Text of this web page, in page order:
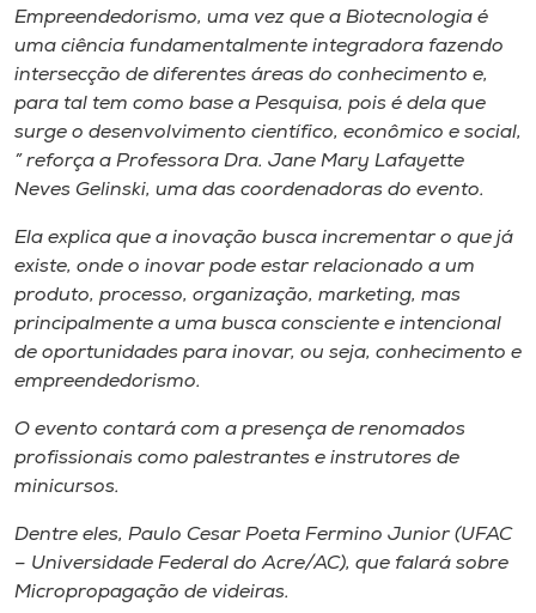
Selecione
o idioma
A-
Empreendedorismo, uma vez que a Biotecnologia é
uma ciência fundamentalmente integradora fazendo
intersecção de diferentes áreas do conhecimento e,
para tal tem como base a Pesquisa, pois é dela que
surge o desenvolvimento científico, econômico e social,
” reforça a Professora Dra. Jane Mary Lafayette
Neves Gelinski, uma das coordenadoras do evento.
Ela explica que a inovação busca incrementar o que já
existe, onde o inovar pode estar relacionado a um
produto, processo, organização, marketing, mas
principalmente a uma busca consciente e intencional
de oportunidades para inovar, ou seja, conhecimento e
empreendedorismo.
O evento contará com a presença de renomados
profissionais como palestrantes e instrutores de
minicursos.
Dentre eles, Paulo Cesar Poeta Fermino Junior (UFAC
– Universidade Federal do Acre/AC), que falará sobre
Micropropagação de videiras.